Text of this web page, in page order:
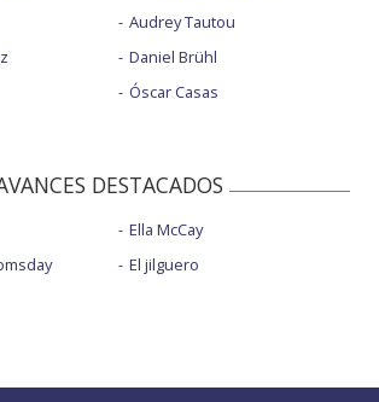
Audrey Tautou
Daniel Brühl
Óscar Casas
DESTACADOS
Ella McCay
El jilguero